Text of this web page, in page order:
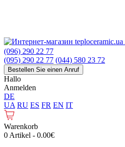
(096) 290 22 77
(095) 290 22 77 (044) 580 23 72
Bestellen Sie einen Anruf
Hallo
Anmelden
DE
UA RU ES FR EN IT
Warenkorb
0 Artikel - 0.00€